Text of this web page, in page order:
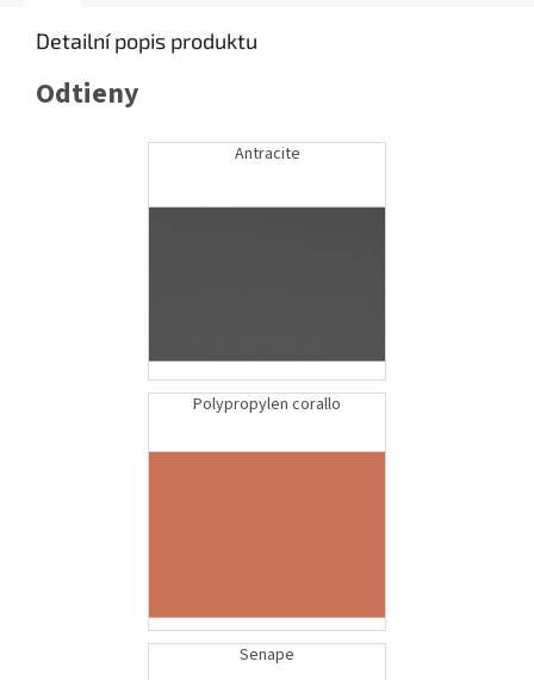
Detailní popis produktu
Odtieny
Antracite
Polypropylen corallo
Senape